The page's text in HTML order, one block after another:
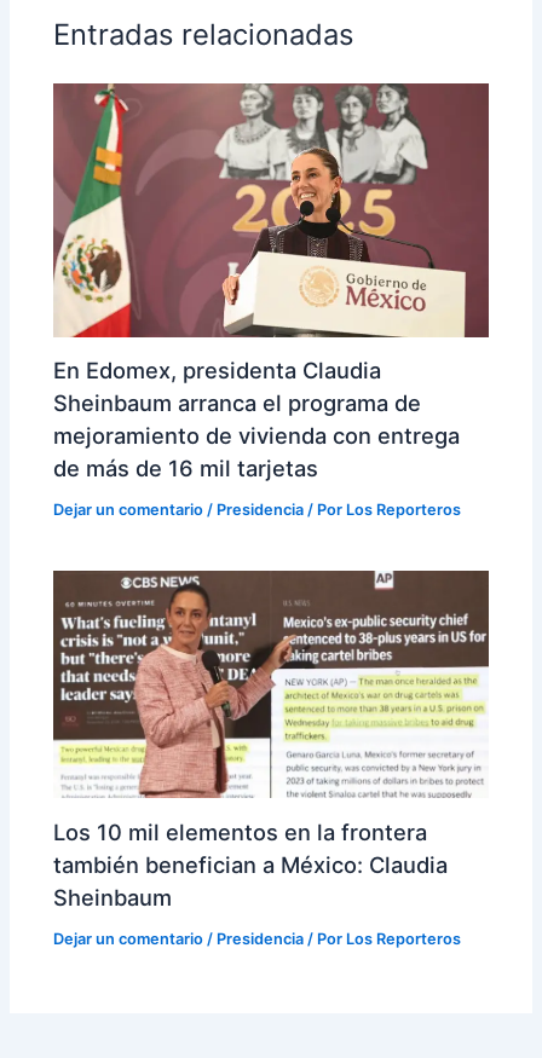
Entradas relacionadas
En Edomex, presidenta Claudia
Sheinbaum arranca el programa de
mejoramiento de vivienda con entrega
de más de 16 mil tarjetas
Dejar un comentario / Presidencia / Por Los Reporteros
Los 10 mil elementos en la frontera
también benefician a México: Claudia
Sheinbaum
Dejar un comentario / Presidencia / Por Los Reporteros